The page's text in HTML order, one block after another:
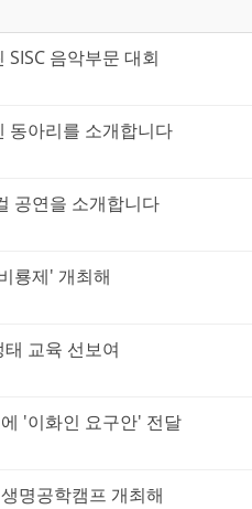
음악부문 대회
동아리를 소개합니다
공연을 소개합니다
룡제' 개최해
교육 선보여
'이화인 요구안' 전달
명공학캠프 개최해